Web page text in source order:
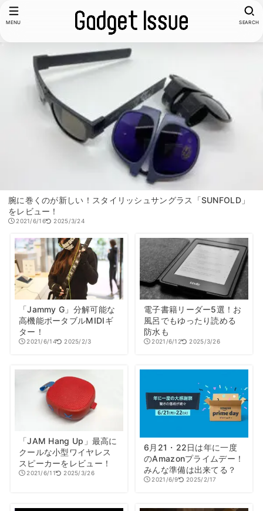
SEARCH
MENU
腕に巻くのが新しい！スタイリッシュサングラス「SUNFOLD」
をレビュー！
2021/6/16 2025/3/24
「Jammy G」分解可能な
高機能ポータブルMIDIギ
ター！
2021/6/14 2025/2/3
電子書籍リーダー5選！お
風呂でもゆったり読める
防水も
2021/6/12 2025/3/26
「JAM Hang Up」最高に
クールな小型ワイヤレス
スピーカーをレビュー！
2021/6/11 2025/3/26
6月21・22日は年に一度
のAmazonプライムデー！
みんな準備は出来てる？
2021/6/9 2025/2/17